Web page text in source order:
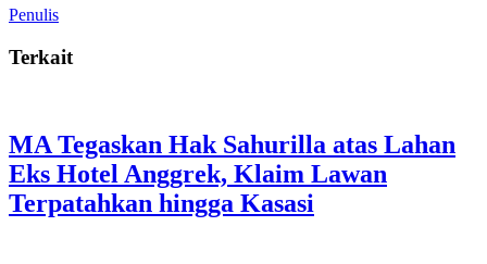
Penulis
Terkait
MA Tegaskan Hak Sahurilla atas Lahan
Eks Hotel Anggrek, Klaim Lawan
Terpatahkan hingga Kasasi